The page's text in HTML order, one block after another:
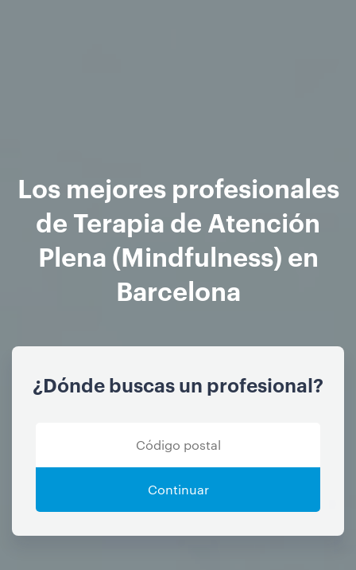
Los mejores profesionales
de Terapia de Atención
Plena (Mindfulness) en
Barcelona
¿Dónde buscas un profesional?
Continuar